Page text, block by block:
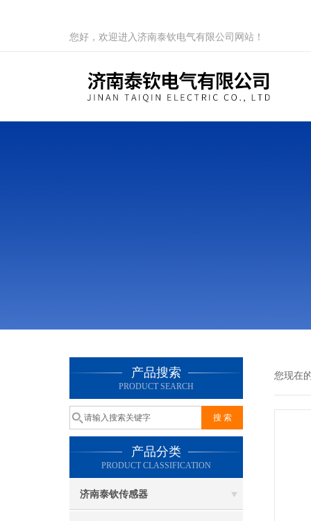
您好，欢迎进入济南泰钦电气有限公司网站！
产品搜索
PRODUCT SEARCH
产品分类
PRODUCT CLASSIFICATION
济南泰钦传感器
您现在